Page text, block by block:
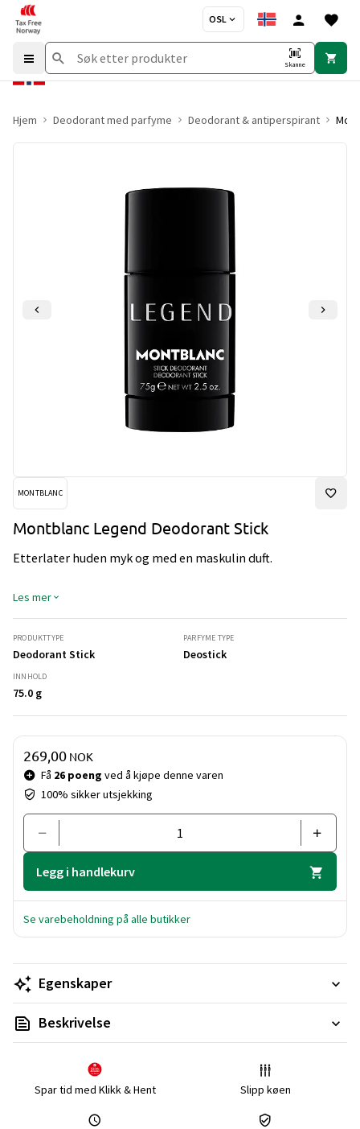
OSL
Skanne
Hjem Deodorant med parfyme Deodorant & antiperspirant
MONTBLANC
Montblanc Legend Deodorant Stick
Etterlater huden myk og med en maskulin duft.
Les mer
PRODUKTTYPE
Deodorant Stick
PARFYME TYPE
Deostick
INNHOLD
75.0 g
Pris og mengde
Få 26 poeng ved å kjøpe denne varen
100% sikker utsjekking
269,00 NOK
Legg i handlekurv
Se varebeholdning på alle butikker
Egenskaper
Beskrivelse
Spar tid med Klikk & Hent Slipp køen